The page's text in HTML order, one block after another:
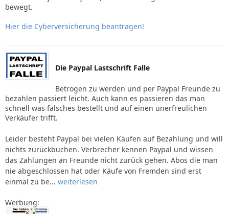
bewegt.
Hier die Cyberversicherung beantragen!
Die Paypal Lastschrift Falle
Betrogen zu werden und per Paypal Freunde zu
bezahlen passiert leicht. Auch kann es passieren das man
schnell was falsches bestellt und auf einen unerfreulichen
Verkäufer trifft.
Leider besteht Paypal bei vielen Käufen auf Bezahlung und will
nichts zurückbuchen. Verbrecher kennen Paypal und wissen
das Zahlungen an Freunde nicht zurück gehen. Abos die man
nie abgeschlossen hat oder Käufe von Fremden sind erst
einmal zu be... weiterlesen
Werbung: